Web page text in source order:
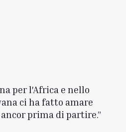
per l'Africa e nello
ci ha fatto amare
prima di partire.